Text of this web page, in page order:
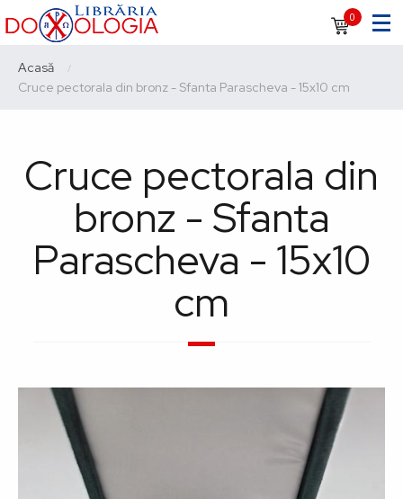
Sari
la
conținutul
principal
Navigare
principală
0
Breadcrumb
Acasă
Current:
Cruce pectorala din bronz - Sfanta Parascheva - 15x10 cm
Cruce pectorala din
bronz - Sfanta
Parascheva - 15x10
cm